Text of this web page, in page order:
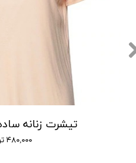
تیشرت زنانه
۴۸۰,۰۰۰ تومان